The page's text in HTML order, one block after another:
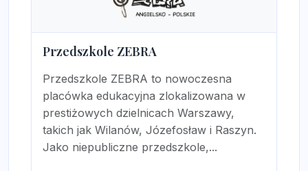
Przedszkole ZEBRA
Przedszkole ZEBRA to nowoczesna
placówka edukacyjna zlokalizowana w
prestiżowych dzielnicach Warszawy,
takich jak Wilanów, Józefosław i Raszyn.
Jako niepubliczne przedszkole,...